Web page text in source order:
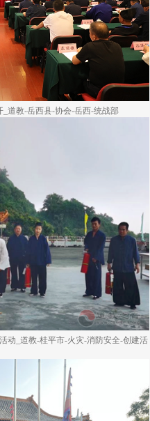
道教-岳西县-协会-岳西-统战部
动_道教-桂平市-火灾-消防安全-创建活